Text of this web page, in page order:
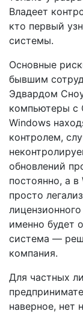
Владеет
кто первый
системы.
Основные
бывшим
Эдвардом
компьютеры с
Windows
контролем,
обновлений
постоянно, а в
просто
именно будет
система —
компания.
Для частных
наверное, нет